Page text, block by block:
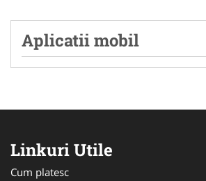
Aplicatii mobil
Linkuri Utile
Cum platesc